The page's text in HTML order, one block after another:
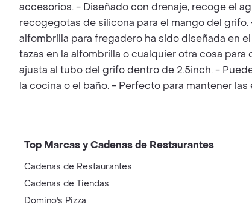
accesorios. - Diseñado con drenaje, recoge el
recogegotas de silicona para el mango del
alfombrilla para fregadero ha sido diseñada en
tazas en la alfombrilla o cualquier otra cosa
ajusta al tubo del grifo dentro de 2.5inch. -
la cocina o el baño. - Perfecto para mantener
Top Marcas y Cadenas de Restaurantes
Cadenas de Restaurantes
Cadenas de Tiendas
Domino's Pizza